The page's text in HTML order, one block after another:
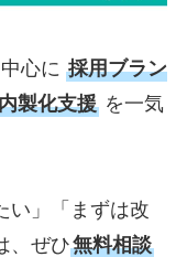
心に 採用ブラン
製化支援を一気
い」「まずは改
、ぜひ無料相談